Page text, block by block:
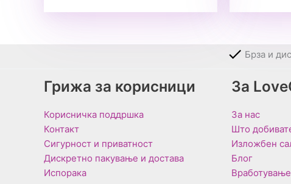
Брза и
Грижа за корисници
Корисничка поддршка
Контакт
Сигурност и приватност
Дискретно пакување и достава
Испорака
За
За нас
Што
Изложбен
Блог
Вработување